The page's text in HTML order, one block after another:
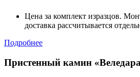
Цена за комплект изразцов.
доставка рассчитывается
Подробнее
Пристенный камин